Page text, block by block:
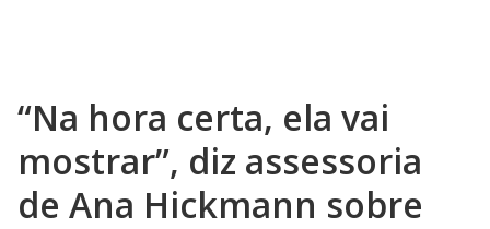
“Na hora certa, ela vai
mostrar”, diz assessoria
de Ana Hickmann sobre